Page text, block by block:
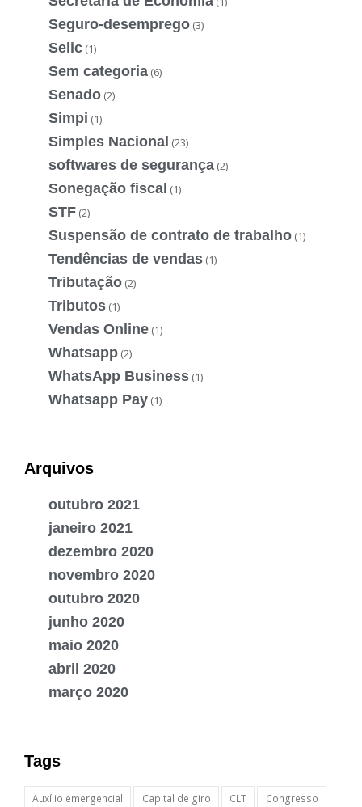
Seguro-desemprego (3)
Selic (1)
Sem categoria (6)
Senado (2)
Simpi (1)
Simples Nacional (23)
softwares de segurança (2)
Sonegação fiscal (1)
STF (2)
Suspensão de contrato de trabalho (1)
Tendências de vendas (1)
Tributação (2)
Tributos (1)
Vendas Online (1)
Whatsapp (2)
WhatsApp Business (1)
Whatsapp Pay (1)
Arquivos
outubro 2021
janeiro 2021
dezembro 2020
novembro 2020
outubro 2020
junho 2020
maio 2020
abril 2020
março 2020
Tags
Auxílio emergencial Capital de giro CLT
Congresso